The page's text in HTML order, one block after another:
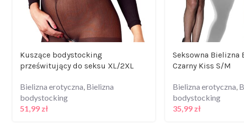
Kuszące bodystocking
prześwitujący do seksu XL/2XL
Bielizna erotyczna, Bielizna
bodystocking
51,99 zł
Seksowna Bielizna
Czarny Kiss S/M
Bielizna erotyczna,
bodystocking
35,99 zł